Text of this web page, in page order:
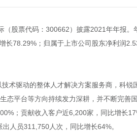
股票代码：300662）披露2021年年报
长78.29%；归属于上市公司股东净利润
术驱动的整体人才解决方案服务商，科
态平台等方向持续发力深耕，并不断完
；贡献收入客户近6,200家，同比增长
人员311,750人次，同比增长64%。